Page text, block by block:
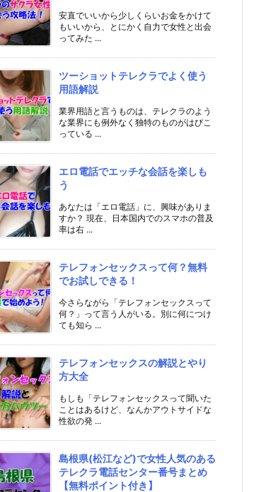
安直でいいから少しくらいお金をかけて
もいいから、とにかく自力で女性と出会
ってみた ...
ツーショットテレクラでよく使う
用語解説
業界用語と言うものは、テレクラのよう
な業界にも例外なく独特のものがはびこ
っている ...
エロ電話でエッチな会話を楽しも
う
あなたは「エロ電話」に、興味がありま
すか？ 現在、日本国内でのスマホの普及
率は右 ...
テレフォンセックスって何？無料
でお試しできる！
今さらながら「テレフォンセックスって
何？」って言う人がいる。別に何につけ
ても知ら ...
テレフォンセックスの解説とやり
方大全
もしも「テレフォンセックスって聞いた
ことはあるけど、なんかアウトサイドな
性欲の発 ...
島根県(松江など)で女性人気のある
テレクラ電話センター番号まとめ
【無料ポイント付き】